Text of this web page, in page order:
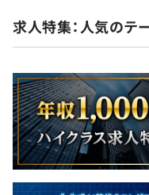
求人特集：人気のテ